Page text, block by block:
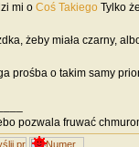
mi o Coś Takiego Tylko
żeby miała czarny,
prośba o takim samy
pozwala fruwać